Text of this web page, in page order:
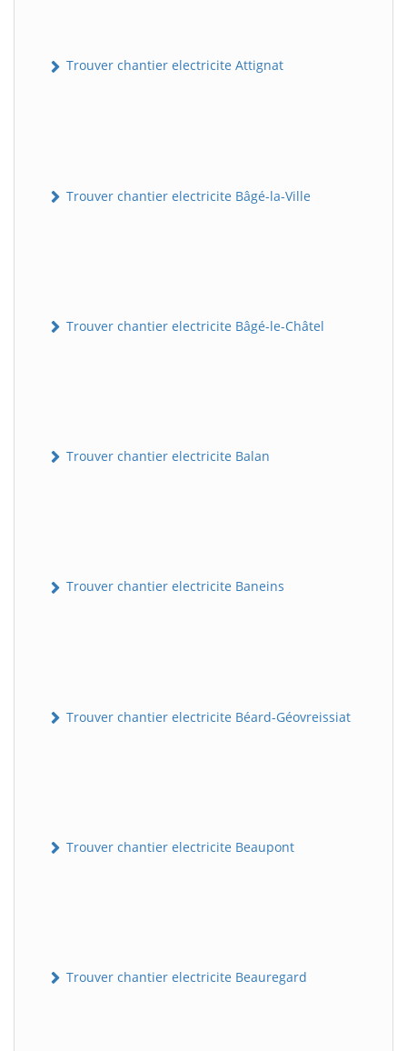
Trouver chantier electricite Attignat
Trouver chantier electricite Bâgé-la-Ville
Trouver chantier electricite Bâgé-le-Châtel
Trouver chantier electricite Balan
Trouver chantier electricite Baneins
Trouver chantier electricite Béard-Géovreissiat
Trouver chantier electricite Beaupont
Trouver chantier electricite Beauregard